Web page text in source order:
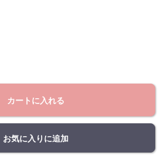
カートに入れる
お気に入りに追加